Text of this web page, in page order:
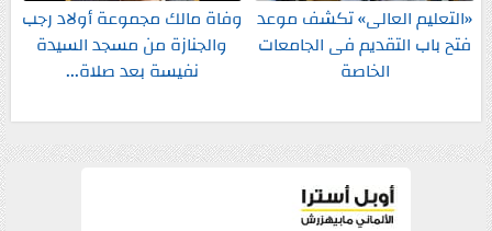
«التعليم العالى» تكشف موعد
فتح باب التقديم فى الجامعات
الخاصة
وفاة مالك مجموعة أولاد رجب
والجنازة من مسجد السيدة
نفيسة بعد صلاة...